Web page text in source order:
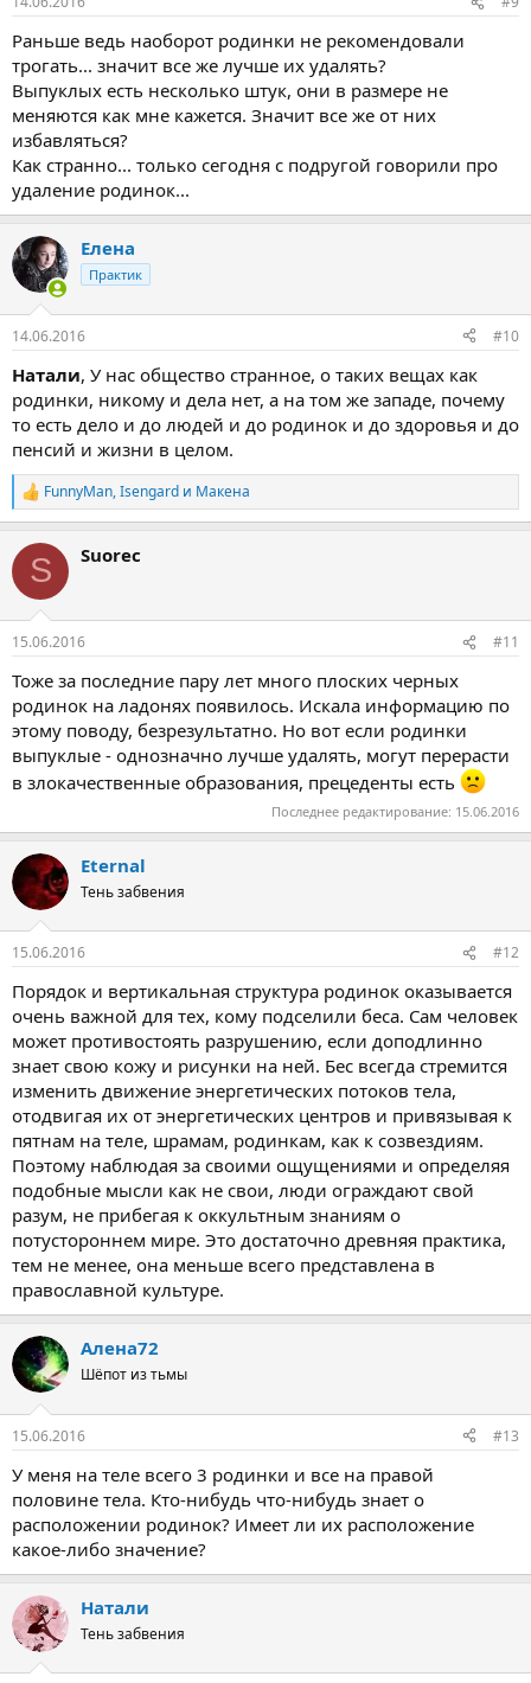
Раньше ведь наоборот родинки не рекомендовали
трогать... значит все же лучше их удалять?
Выпуклых есть несколько штук, они в размере не
меняются как мне кажется. Значит все же от них
избавляться?
Как странно... только сегодня с подругой говорили про
удаление родинок...
Елена
Практик
14.06.2016 #10
Натали, У нас общество странное, о таких вещах как
родинки, никому и дела нет, а на том же западе, почему
то есть дело и до людей и до родинок и до здоровья и до
пенсий и жизни в целом.
Р
е
к
и
FunnyMan,Isengard и Макена
S Suorec
15.06.2016 #11
Тоже за последние пару лет много плоских черных
родинок на ладонях появилось. Искала информацию по
этому поводу, безрезультатно. Но вот если родинки
выпуклые - однозначно лучше удалять, могут перерасти
в злокачественные образования, прецеденты есть
Последнее редактирование: 15.06.2016
Eternal
Тень забвения
15.06.2016 #12
Порядок и вертикальная структура родинок оказывается
очень важной для тех, кому подселили беса. Сам человек
может противостоять разрушению, если доподлинно
знает свою кожу и рисунки на ней. Бес всегда стремится
изменить движение энергетических потоков тела,
отодвигая их от энергетических центров и привязывая к
пятнам на теле, шрамам, родинкам, как к созвездиям.
Поэтому наблюдая за своими ощущениями и определяя
подобные мысли как не свои, люди ограждают свой
разум, не прибегая к оккультным знаниям о
потустороннем мире. Это достаточно древняя практика,
тем не менее, она меньше всего представлена в
православной культуре.
Алена72
Шёпот из тьмы
15.06.2016 #13
У меня на теле всего 3 родинки и все на правой
половине тела. Кто-нибудь что-нибудь знает о
расположении родинок? Имеет ли их расположение
какое-либо значение?
Натали
Тень забвения